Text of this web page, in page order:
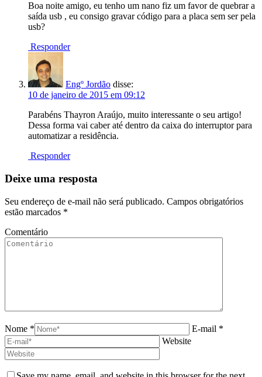
Boa noite amigo, eu tenho um nano fiz um favor de quebrar a
saída usb , eu consigo gravar código para a placa sem ser pela
usb?
Responder
Engº Jordão disse:
10 de janeiro de 2015 em 09:12
Parabéns Thayron Araújo, muito interessante o seu artigo!
Dessa forma vai caber até dentro da caixa do interruptor para
automatizar a residência.
Responder
Deixe uma resposta
Seu endereço de e-mail não será publicado. Campos obrigatórios
estão marcados *
Comentário
Nome *
E-mail *
Website